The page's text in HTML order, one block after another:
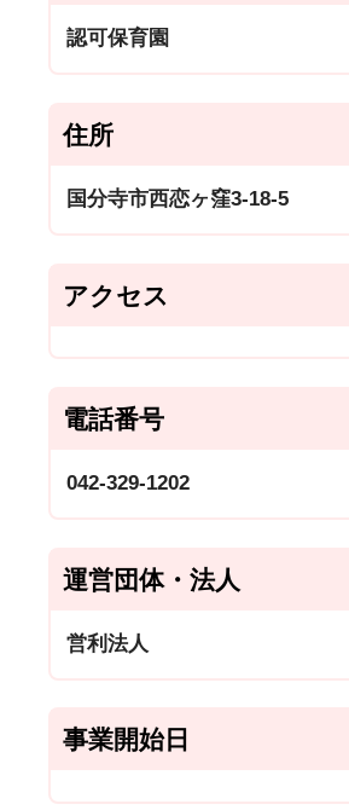
認可保育園
住所
国分寺市西恋ヶ窪3-18-5
アクセス
電話番号
042-329-1202
運営団体・法人
営利法人
事業開始日